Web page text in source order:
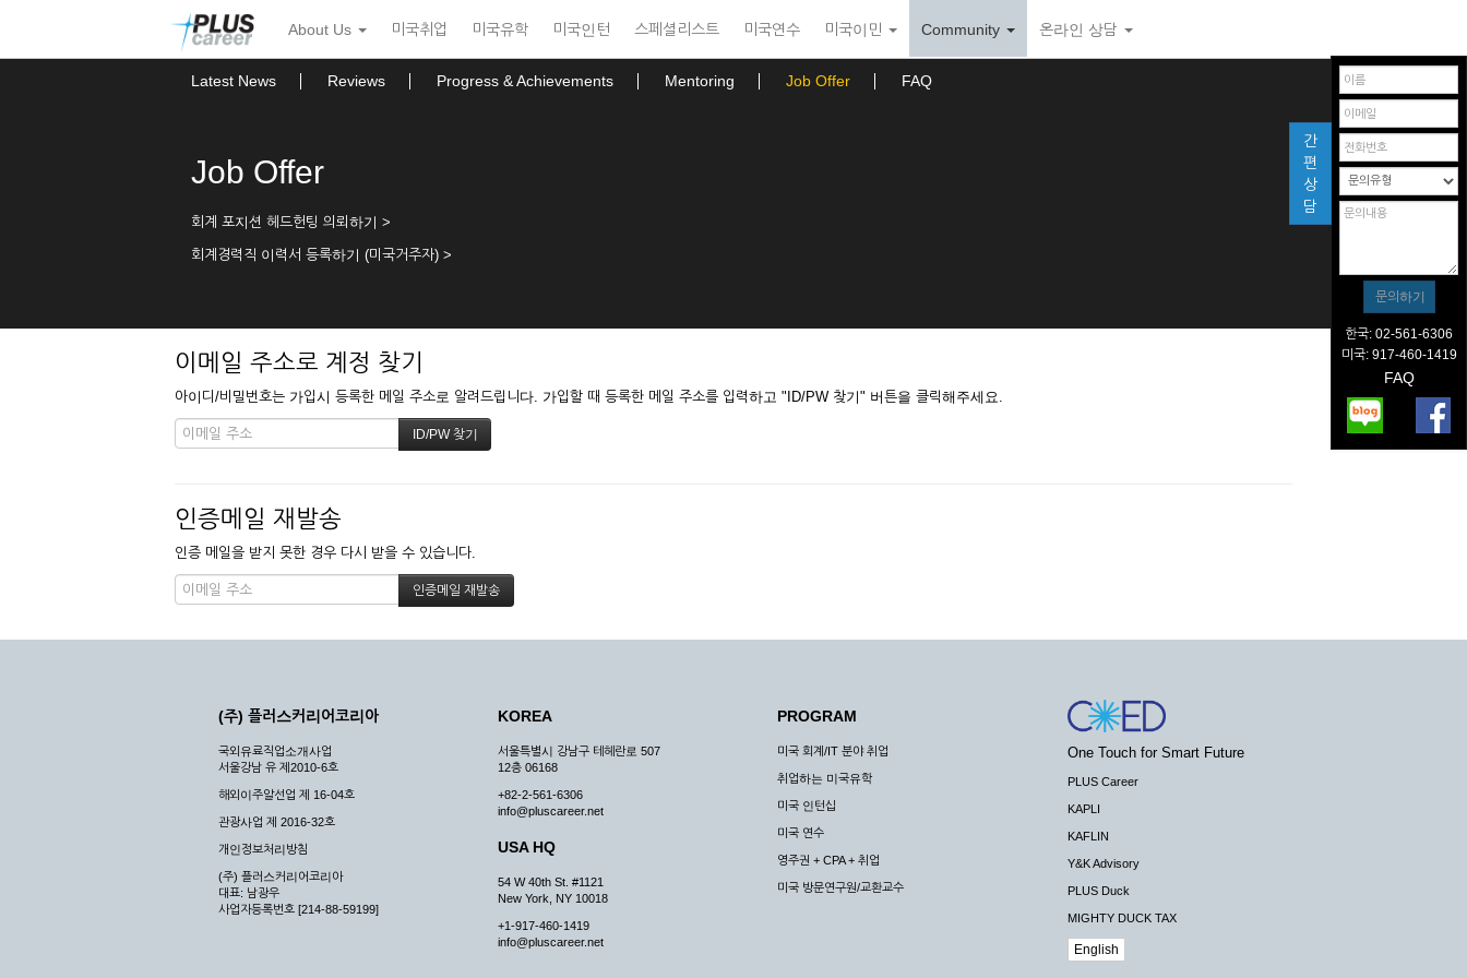
뉴
토
About Us 미국취업 미국유학 미국인턴 스페셜리스트 미국연수 미국이민 Community 온라인 상담
Latest News Reviews Progress & Achievements Mentoring Job Offer FAQ
Job Offer
회계 포지션 헤드헌팅 의뢰하기 >
회계경력직 이력서 등록하기 (미국거주자) >
이메일 주소로 계정 찾기
아이디/비밀번호는 가입시 등록한 메일 주소로 알려드립니다. 가입할 때 등록한 메일 주소를 입력하고 "ID/PW 찾기" 버튼을 클릭해주세요.
인증메일 재발송
인증 메일을 받지 못한 경우 다시 받을 수 있습니다.
간
편
상
담
한국: 02-561-6306
미국: 917-460-1419
FAQ
(주) 플러스커리어코리아
국외유료직업소개사업
서울강남 유 제2010-6호
해외이주알선업 제 16-04호
관광사업 제 2016-32호
개인정보처리방침
(주) 플러스커리어코리아
대표: 남광우
사업자등록번호 [214-88-59199]
KOREA
서울특별시 강남구 테헤란로 507
12층 06168
+82-2-561-6306
info@pluscareer.net
USA HQ
54 W 40th St. #1121
New York, NY 10018
+1-917-460-1419
info@pluscareer.net
PROGRAM
미국 회계/IT 분야 취업
취업하는 미국유학
미국 인턴십
미국 연수
영주권 + CPA + 취업
미국 방문연구원/교환교수
One Touch for Smart Future
PLUS Career
KAPLI
KAFLIN
Y&K Advisory
PLUS Duck
MIGHTY DUCK TAX
English